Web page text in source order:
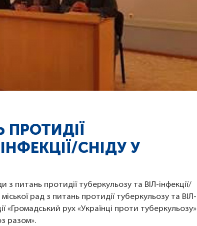
CНІДУ У
з питань протидії туберкульозу та ВІЛ-інфекції/
рад з питань протидії туберкульозу та ВІЛ-
«Громадський рух «Українці проти туберкульозу»
разом».